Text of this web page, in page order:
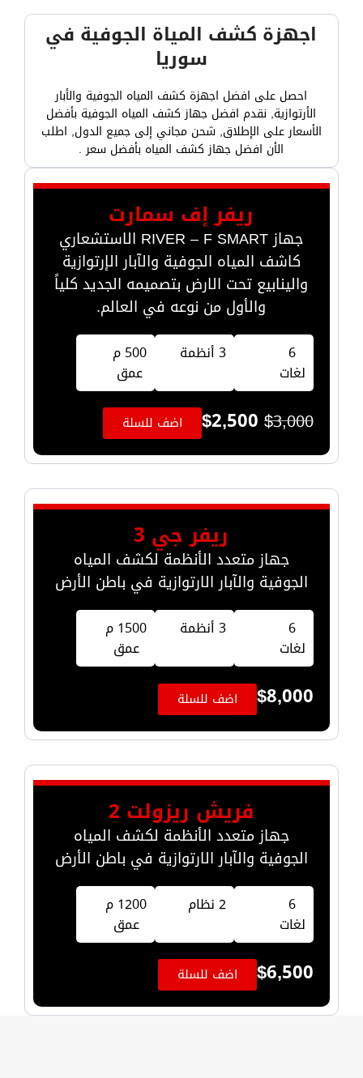
اجهزة كشف المياة الجوفية في
سوريا
احصل على افضل اجهزة كشف المياه الجوفية والأبار
الأرتوازية, نقدم افضل جهاز كشف المياه الجوفية بأفضل
الأسعار على الإطلاق, شحن مجاني إلى جميع الدول, اطلب
الأن افضل جهاز كشف المياه بأفضل سعر .
ريفر إف سمارت
جهاز RIVER – F SMART الاستشعاري
كاشف المياه الجوفية والآبار الإرتوازية
والينابيع تحت الارض بتصميمه الجديد كلياً
والأول من نوعه في العالم.
6
لغات
3 أنظمة
500 م
عمق
$3,000
$2,500 اضف للسلة
ريفر جي 3
جهاز متعدد الأنظمة لكشف المياه
الجوفية والآبار الارتوازية في باطن الأرض
6
لغات
3 أنظمة
1500 م
عمق
$8,000 اضف للسلة
فريش ريزولت 2
جهاز متعدد الأنظمة لكشف المياه
الجوفية والآبار الارتوازية في باطن الأرض
6
لغات
2 نظام
1200 م
عمق
$6,500 اضف للسلة